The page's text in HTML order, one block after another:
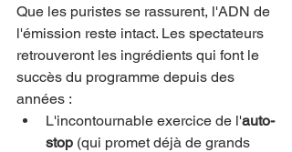
Que les puristes se rassurent, l'ADN de
l'émission reste intact. Les spectateurs
retrouveront les ingrédients qui font le
succès du programme depuis des
années :
L'incontournable exercice de l'auto-
stop (qui promet déjà de grands